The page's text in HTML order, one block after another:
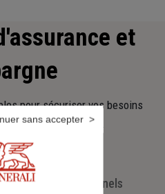
et
pour sécuriser vos besoins
ceux de demain.
Pour les professionnels
sans accepter